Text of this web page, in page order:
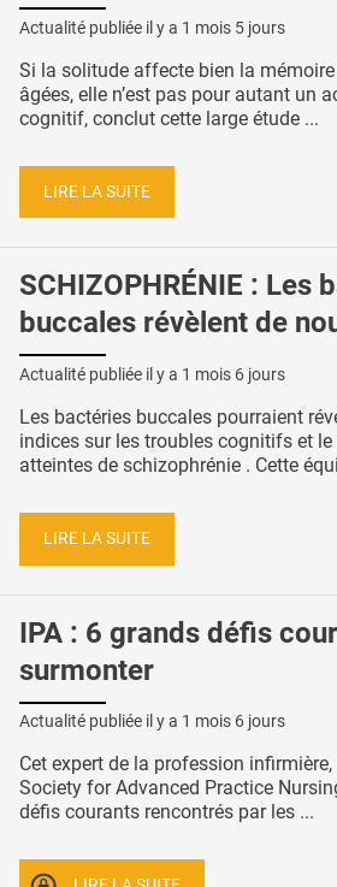
Actualité publiée il y a 1 mois 5 jours
Si la solitude affecte bien la
âgées, elle n’est pas pour autant un
cognitif, conclut cette large étude ...
LIRE LA SUITE
SCHIZOPHRÉNIE : Les
buccales révèlent de
Actualité publiée il y a 1 mois 6 jours
Les bactéries buccales pourraient
indices sur les troubles cognitifs et le
atteintes de schizophrénie . Cette
LIRE LA SUITE
IPA : 6 grands défis
surmonter
Actualité publiée il y a 1 mois 6 jours
Cet expert de la profession
Society for Advanced Practice
défis courants rencontrés par les ...